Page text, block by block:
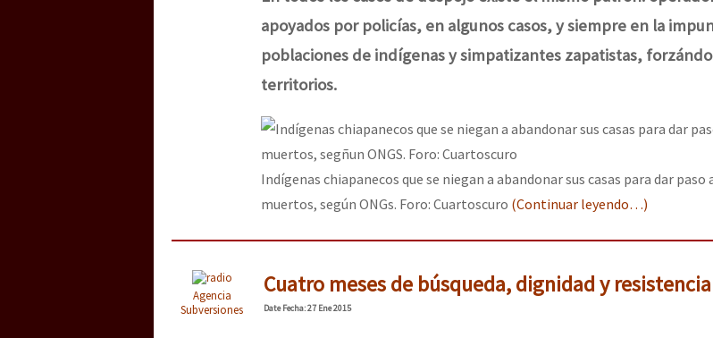
apoyados por policías, en algunos casos, y siempre en la
poblaciones de indígenas y simpatizantes zapatistas,
territorios.
Indígenas chiapanecos que se niegan a abandonar sus casas para dar
muertos, según ONGs. Foro: Cuartoscuro (Continuar leyendo…)
Agencia
Subversiones
Cuatro meses de búsqueda, dignidad y resistencia
DateFecha: 27 Ene 2015